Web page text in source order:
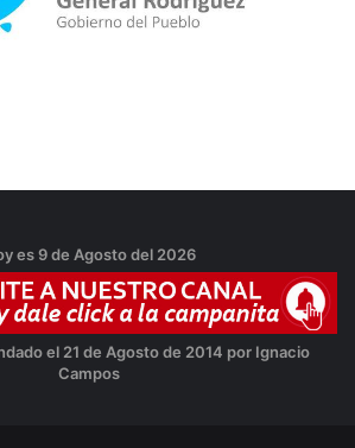
es 9 de Agosto del 2026
el 21 de Agosto de 2014 por Ignacio
Campos